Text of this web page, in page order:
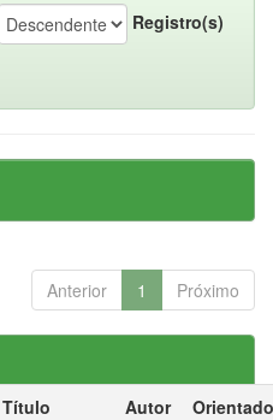
Registro(s)
Anterior 1 Próximo
Título Autor